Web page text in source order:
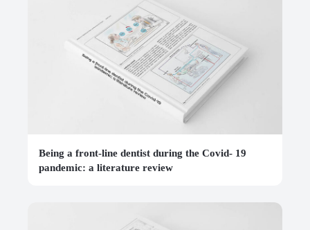
Being a front-line dentist during the Covid- 19
pandemic: a literature review